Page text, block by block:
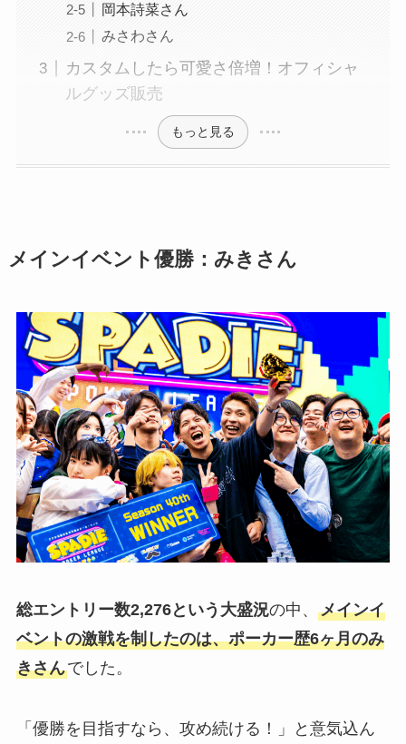
岡本詩菜さん
みさわさん
カスタムしたら可愛さ倍増！オフィシャ
ルグッズ販売
もっと見る
メインイベント優勝：みきさん
総エントリー数2,276という大盛況の中、 メインイ
ベントの激戦を制したのは、ポーカー歴6ヶ月のみ
きさんでした。
「優勝を目指すなら、攻め続ける！」と意気込ん